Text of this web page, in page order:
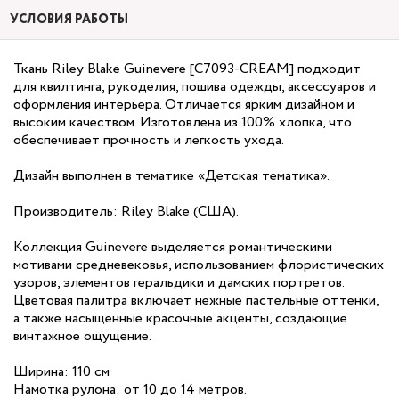
УСЛОВИЯ РАБОТЫ
Ткань Riley Blake Guinevere [C7093-CREAM] подходит
для квилтинга, рукоделия, пошива одежды, аксессуаров и
оформления интерьера. Отличается ярким дизайном и
высоким качеством. Изготовлена из 100% хлопка, что
обеспечивает прочность и легкость ухода.
Дизайн выполнен в тематике «Детская тематика».
Производитель: Riley Blake (США).
Коллекция Guinevere выделяется романтическими
мотивами средневековья, использованием флористических
узоров, элементов геральдики и дамских портретов.
Цветовая палитра включает нежные пастельные оттенки,
а также насыщенные красочные акценты, создающие
винтажное ощущение.
Ширина: 110 см
Намотка рулона: от 10 до 14 метров.